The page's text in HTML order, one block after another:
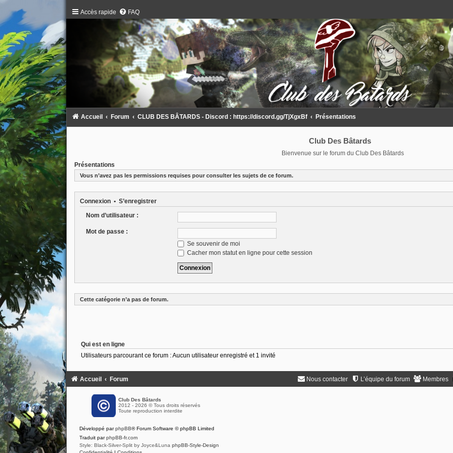
Accès rapide FAQ
Accueil Forum CLUB DES BÂTARDS - Discord : https://discord.gg/TjXgxBf Présentations
Club Des Bâtards
Bienvenue sur le forum du Club Des Bâtards
Présentations
Vous n’avez pas les permissions requises pour consulter les sujets de ce forum.
Connexion• S’enregistrer
Nom d’utilisateur :
Mot de passe :
Se souvenir de moi
Cacher mon statut en ligne pour cette session
Cette catégorie n’a pas de forum.
Qui est en ligne
Utilisateurs parcourant ce forum : Aucun utilisateur enregistré et 1 invité
Accueil Forum Membres
L’équipe du forum
Nous contacter
Club Des Bâtards
2012 - 2026 © Tous droits réservés
Toute reproduction interdite
Développé parphpBB® Forum Software © phpBB Limited
Traduit parphpBB-fr.com
Style: Black-Silver-Split by Joyce&Luna phpBB-Style-Design